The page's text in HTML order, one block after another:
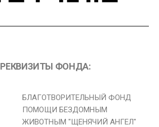
РЕКВИЗИТЫ ФОНДА:
БЛАГОТВОРИТЕЛЬНЫЙ ФОНД
ПОМОЩИ БЕЗДОМНЫМ
ЖИВОТНЫМ "ЩЕНЯЧИЙ АНГЕЛ"